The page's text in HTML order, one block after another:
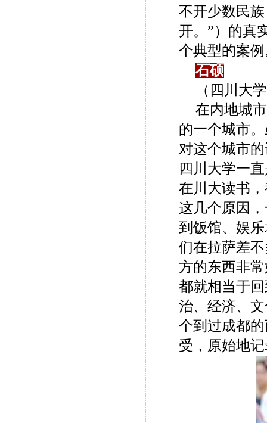
不开少数民
开。”）的真
个典型的案
石硕
（四川大
在内地城
的一个城市
对这个城市
四川大学一
在川大读书
这几个原因
到饭馆、娱
们在拉萨差
方的东西非
都就相当于
治、经济、
个到过成都
受，原始地